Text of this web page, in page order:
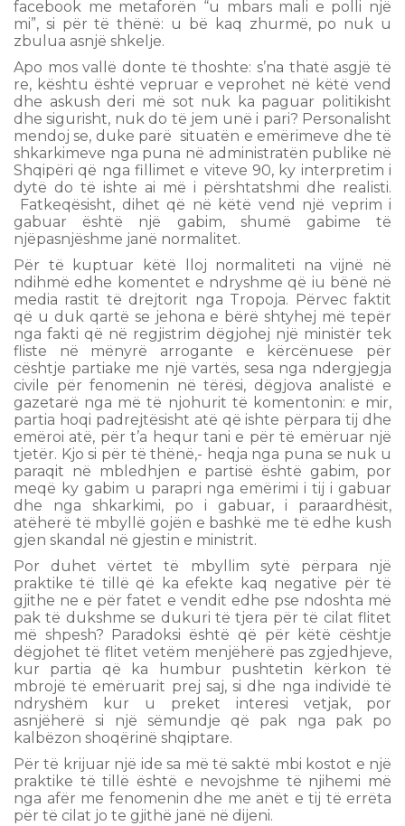
facebook me metaforën “u mbars mali e polli një
mi”, si për të thënë: u bë kaq zhurmë, po nuk u
zbulua asnjë shkelje.
Apo mos vallë donte të thoshte: s’na thatë asgjë të
re, kështu është vepruar e veprohet në këtë vend
dhe askush deri më sot nuk ka paguar politikisht
dhe sigurisht, nuk do të jem unë i pari? Personalisht
mendoj se, duke parë situatën e emërimeve dhe të
shkarkimeve nga puna në administratën publike në
Shqipëri që nga fillimet e viteve 90, ky interpretim i
dytë do të ishte ai më i përshtatshmi dhe realisti.
Fatkeqësisht, dihet që në këtë vend një veprim i
gabuar është një gabim, shumë gabime të
njëpasnjëshme janë normalitet.
Për të kuptuar këtë lloj normaliteti na vijnë në
ndihmë edhe komentet e ndryshme që iu bënë në
media rastit të drejtorit nga Tropoja. Përvec faktit
që u duk qartë se jehona e bërë shtyhej më tepër
nga fakti që në regjistrim dëgjohej një ministër tek
fliste në mënyrë arrogante e kërcënuese për
cështje partiake me një vartës, sesa nga ndergjegja
civile për fenomenin në tërësi, dëgjova analistë e
gazetarë nga më të njohurit të komentonin: e mir,
partia hoqi padrejtësisht atë që ishte përpara tij dhe
emëroi atë, për t’a hequr tani e për të emëruar një
tjetër. Kjo si për të thënë,- heqja nga puna se nuk u
paraqit në mbledhjen e partisë është gabim, por
meqë ky gabim u parapri nga emërimi i tij i gabuar
dhe nga shkarkimi, po i gabuar, i paraardhësit,
atëherë të mbyllë gojën e bashkë me të edhe kush
gjen skandal në gjestin e ministrit.
Por duhet vërtet të mbyllim sytë përpara një
praktike të tillë që ka efekte kaq negative për të
gjithe ne e për fatet e vendit edhe pse ndoshta më
pak të dukshme se dukuri të tjera për të cilat flitet
më shpesh? Paradoksi është që për këtë cështje
dëgjohet të flitet vetëm menjëherë pas zgjedhjeve,
kur partia që ka humbur pushtetin kërkon të
mbrojë të emëruarit prej saj, si dhe nga individë të
ndryshëm kur u preket interesi vetjak, por
asnjëherë si një sëmundje që pak nga pak po
kalbëzon shoqërinë shqiptare.
Për të krijuar një ide sa më të saktë mbi kostot e një
praktike të tillë është e nevojshme të njihemi më
nga afër me fenomenin dhe me anët e tij të errëta
për të cilat jo te gjithë janë në dijeni.